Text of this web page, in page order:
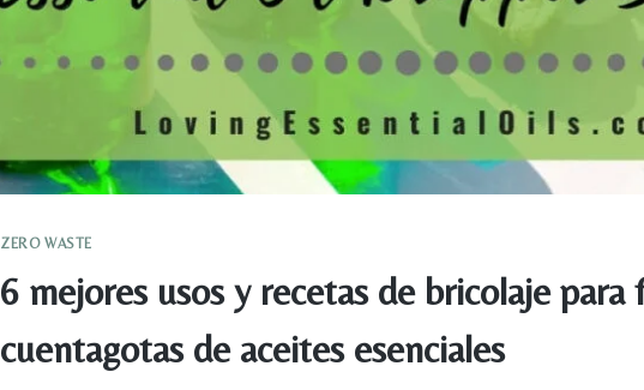
ZERO WASTE
6 mejores usos y recetas de bricolaje para
cuentagotas de aceites esenciales